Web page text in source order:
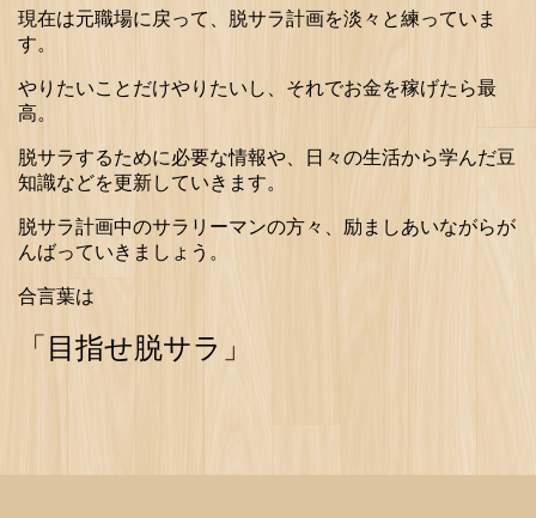
現在は元職場に戻って、脱サラ計画を淡々と練っていま
す。
やりたいことだけやりたいし、それでお金を稼げたら最
高。
脱サラするために必要な情報や、日々の生活から学んだ豆
知識などを更新していきます。
脱サラ計画中のサラリーマンの方々、励ましあいながらが
んばっていきましょう。
合言葉は
「目指せ脱サラ」